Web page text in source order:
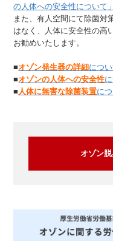
の人体への安全性について」
また、有人空間にて除菌対
はなく、人体に安全性の高
お勧めいたします。
■オゾン発生器の詳細につ
■オゾンの人体への安全性
■人体に無害な除菌装置に
オゾン